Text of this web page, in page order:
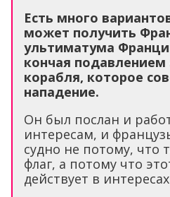
Есть много
может получить
ультиматума
кончая подавлением
корабля, которое
нападение.
Он был послан и
интересам, и
судно не потому, что
флаг, а потому что
действует в